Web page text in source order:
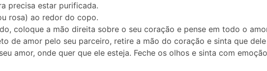
precisa estar purificada.
rosa) ao redor do copo.
coloque a mão direita sobre o seu coração e pense em todo o
de amor pelo seu parceiro, retire a mão do coração e sinta que
amor, onde quer que ele esteja. Feche os olhos e sinta com